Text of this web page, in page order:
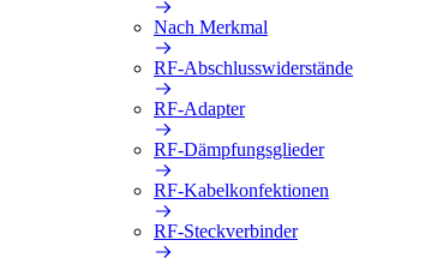
Nach Merkmal
RF-Abschlusswiderstände
RF-Adapter
RF-Dämpfungsglieder
RF-Kabelkonfektionen
RF-Steckverbinder